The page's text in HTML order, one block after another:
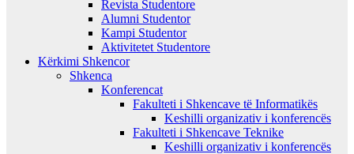
Revista Studentore
Alumni Studentor
Kampi Studentor
Aktivitetet Studentore
Kërkimi Shkencor
Shkenca
Konferencat
Fakulteti i Shkencave të Informatikës
Keshilli organizativ i konferencës
Fakulteti i Shkencave Teknike
Keshilli organizativ i konferencës